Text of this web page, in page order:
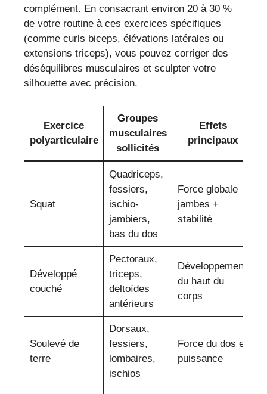
complément. En consacrant environ 20 à 30 %
de votre routine à ces exercices spécifiques
(comme curls biceps, élévations latérales ou
extensions triceps), vous pouvez corriger des
déséquilibres musculaires et sculpter votre
silhouette avec précision.
Exercice
polyarticulaire
Groupes
musculaires
sollicités
Effets
principaux
Squat
Quadriceps,
fessiers,
ischio-
jambiers,
bas du dos
Force globale
jambes +
stabilité
Développé
couché
Pectoraux,
triceps,
deltoïdes
antérieurs
Développement
du haut du
corps
Soulevé de
terre
Dorsaux,
fessiers,
lombaires,
ischios
Force du dos et
puissance